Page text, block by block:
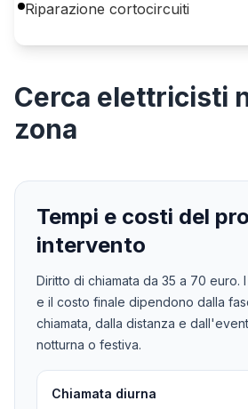
Riparazione cortocircuiti
Cerca elettricisti
zona
Tempi e costi del
intervento
Diritto di chiamata da 35 a 70 euro.
e il costo finale dipendono dalla
chiamata, dalla distanza e
notturna o festiva.
Chiamata diurna